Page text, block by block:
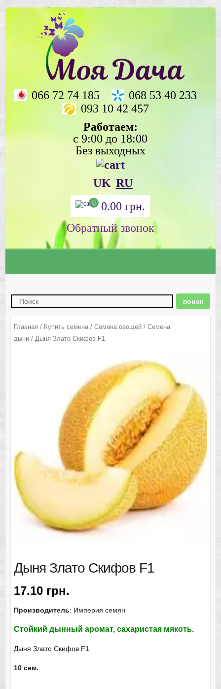
066 72 74 185
068 53 40 233
093 10 42 457
Работаем:
с 9:00 до 18:00
Без выходных
UK RU
0 0.00грн.
Главная / Купить семена/ Семена овощей/ Семена
дыни/ Дыня Злато Скифов F1
Дыня Злато Скифов F1
17.10 грн.
Производитель: Империя семян
Стойкий дынный аромат, сахаристая мякоть.
Дыня Злато Скифов F1
10 сем.